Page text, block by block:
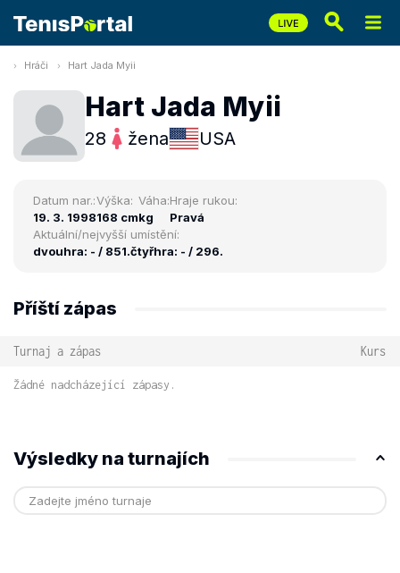
Hráči Hart Jada Myii
Hart Jada Myii
28 žena USA
Datum nar.:
19. 3. 1998
Výška:
168 cm
Váha:
kg
Hraje rukou:
Pravá
Aktuální/nejvyšší umístění:
dvouhra: - / 851.čtyřhra: - / 296.
Příští zápas
Turnaj a zápas Kurs
Žádné nadcházející zápasy.
Výsledky na turnajích